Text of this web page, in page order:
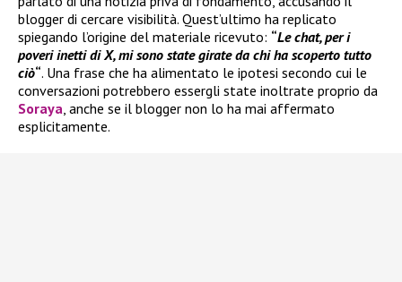
blogger di cercare visibilità. Quest’ultimo ha replicato
spiegando l’origine del materiale ricevuto: “Le chat, per i
poveri inetti di X, mi sono state girate da chi ha scoperto tutto
ciò“. Una frase che ha alimentato le ipotesi secondo cui le
conversazioni potrebbero essergli state inoltrate proprio da
Soraya, anche se il blogger non lo ha mai affermato
esplicitamente.